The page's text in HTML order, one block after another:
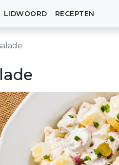
LIDWOORD RECEPTEN